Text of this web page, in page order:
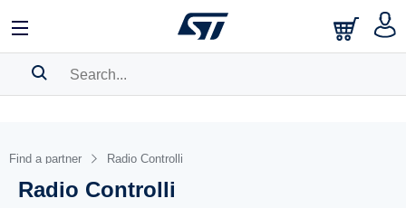
BOOKMARK
Pleaselog into show your saved searches.
English
Find a partner Radio Controlli
Radio Controlli